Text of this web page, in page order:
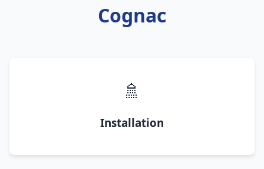
Cognac
🚿
Installation